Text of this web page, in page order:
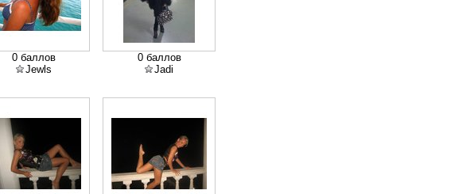
0 баллов
Jewls
0 баллов
Jadi